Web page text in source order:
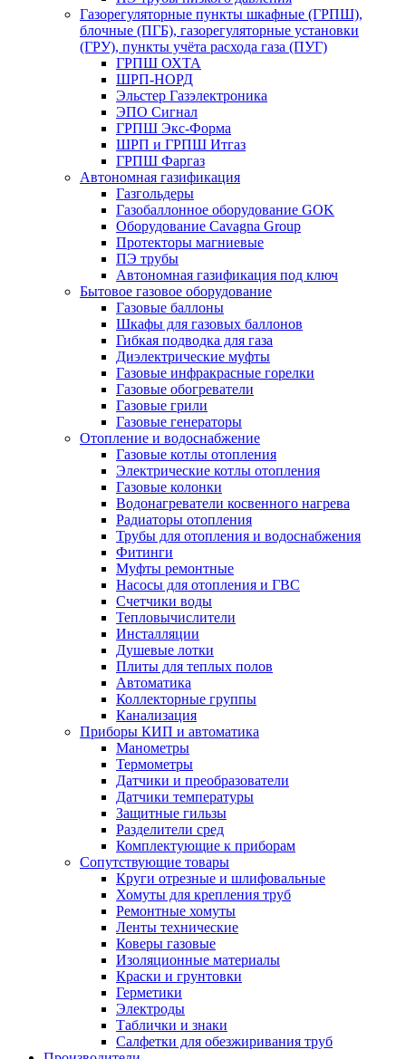
Газорегуляторные пункты шкафные (ГРПШ),
блочные (ПГБ), газорегуляторные установки
(ГРУ), пункты учёта расхода газа (ПУГ)
ГРПШ ОХТА
ШРП-НОРД
Эльстер Газэлектроника
ЭПО Сигнал
ГРПШ Экс-Форма
ШРП и ГРПШ Итгаз
ГРПШ Фаргаз
Автономная газификация
Газгольдеры
Газобаллонное оборудование GOK
Оборудование Cavagna Group
Протекторы магниевые
ПЭ трубы
Автономная газификация под ключ
Бытовое газовое оборудование
Газовые баллоны
Шкафы для газовых баллонов
Гибкая подводка для газа
Диэлектрические муфты
Газовые инфракрасные горелки
Газовые обогреватели
Газовые грили
Газовые генераторы
Отопление и водоснабжение
Газовые котлы отопления
Электрические котлы отопления
Газовые колонки
Водонагреватели косвенного нагрева
Радиаторы отопления
Трубы для отопления и водоснабжения
Фитинги
Муфты ремонтные
Насосы для отопления и ГВС
Счетчики воды
Тепловычислители
Инсталляции
Душевые лотки
Плиты для теплых полов
Автоматика
Коллекторные группы
Канализация
Приборы КИП и автоматика
Манометры
Термометры
Датчики и преобразователи
Датчики температуры
Защитные гильзы
Разделители сред
Комплектующие к приборам
Сопутствующие товары
Круги отрезные и шлифовальные
Хомуты для крепления труб
Ремонтные хомуты
Ленты технические
Коверы газовые
Изоляционные материалы
Краски и грунтовки
Герметики
Электроды
Таблички и знаки
Салфетки для обезжиривания труб